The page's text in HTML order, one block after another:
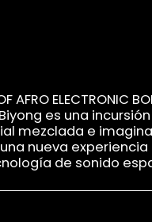
AFRO ELECTRONIC
es una
mezclada e
nueva
de sonido